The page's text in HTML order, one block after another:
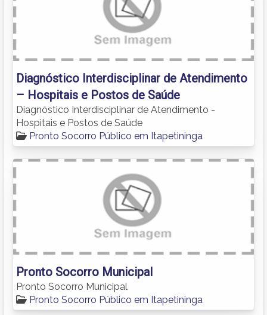
Diagnóstico Interdisciplinar de Atendimento
– Hospitais e Postos de Saúde
Diagnóstico Interdisciplinar de Atendimento -
Hospitais e Postos de Saúde
Pronto Socorro Público em Itapetininga
Pronto Socorro Municipal
Pronto Socorro Municipal
Pronto Socorro Público em Itapetininga